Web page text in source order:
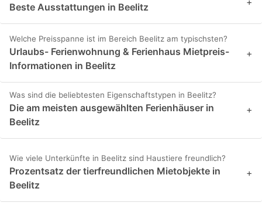
Beste Ausstattungen in Beelitz
Welche Preisspanne ist im Bereich Beelitz am typischsten?
Urlaubs- Ferienwohnung & Ferienhaus Mietpreis-
Informationen in Beelitz
+
Was sind die beliebtesten Eigenschaftstypen in Beelitz?
Die am meisten ausgewählten Ferienhäuser in
Beelitz
+
Wie viele Unterkünfte in Beelitz sind Haustiere freundlich?
Prozentsatz der tierfreundlichen Mietobjekte in
Beelitz
+